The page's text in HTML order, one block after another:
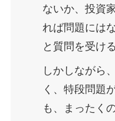
ないか、投資
れば問題には
と質問を受け
しかしながら
く、特段問題
も、まったく